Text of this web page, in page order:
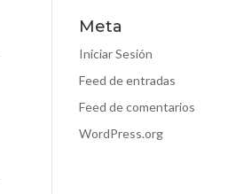
Meta
Iniciar Sesión
Feed de entradas
Feed de comentarios
WordPress.org